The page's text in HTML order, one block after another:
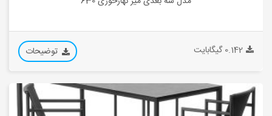
0.142 گیگابایت توضیحات